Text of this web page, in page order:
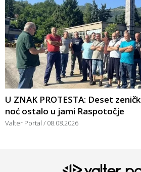
U ZNAK PROTESTA: Deset
noć ostalo u jami Raspotočje
Valter Portal 08.08.2026